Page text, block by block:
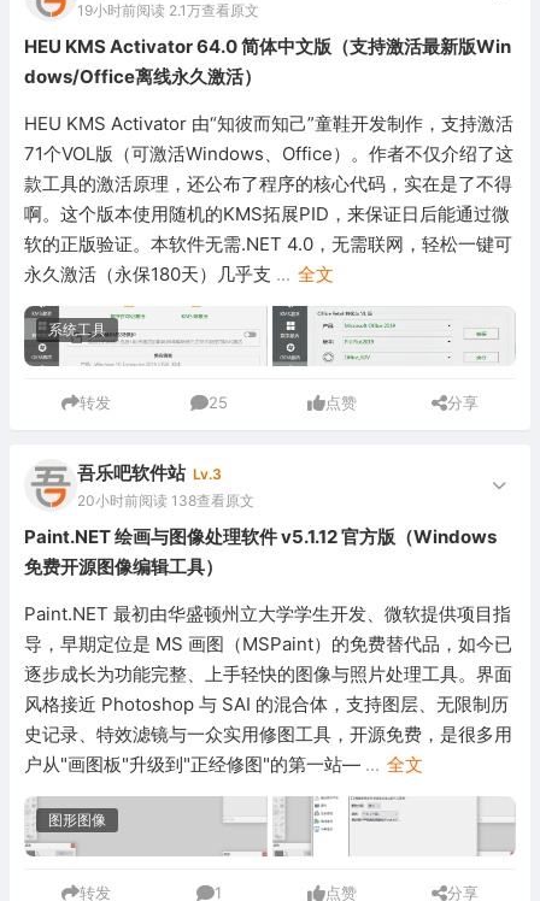
19小时前阅读 2.1万查看原文
HEU KMS Activator 64.0 简体中文版（支持激活最新版Win
dows/Office离线永久激活）
HEU KMS Activator 由“知彼而知己”童鞋开发制作，支持激活
71个VOL版（可激活Windows、Office）。作者不仅介绍了这
款工具的激活原理，还公布了程序的核心代码，实在是了不得
啊。这个版本使用随机的KMS拓展PID，来保证日后能通过微
软的正版验证。本软件无需.NET 4.0，无需联网，轻松一键可
永久激活（永保180天）几乎支 ... 全文
系统工具
转发 25 点赞 分享
吾乐吧软件站 Lv.3
20小时前阅读 138查看原文
Paint.NET 绘画与图像处理软件 v5.1.12 官方版（Windows
免费开源图像编辑工具）
Paint.NET 最初由华盛顿州立大学学生开发、微软提供项目指
导，早期定位是 MS 画图（MSPaint）的免费替代品，如今已
逐步成长为功能完整、上手轻快的图像与照片处理工具。界面
风格接近 Photoshop 与 SAI 的混合体，支持图层、无限制历
史记录、特效滤镜与一众实用修图工具，开源免费，是很多用
户从"画图板"升级到"正经修图"的第一站— ... 全文
图形图像
转发 1 点赞 分享